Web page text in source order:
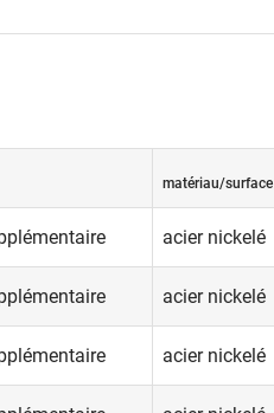
matériau/surface
acier nickelé
acier nickelé
acier nickelé